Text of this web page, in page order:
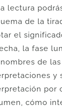
lectura
de la
el
la fase
de
y
por
cómo